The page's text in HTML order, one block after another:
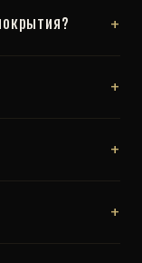
+
+
+
+